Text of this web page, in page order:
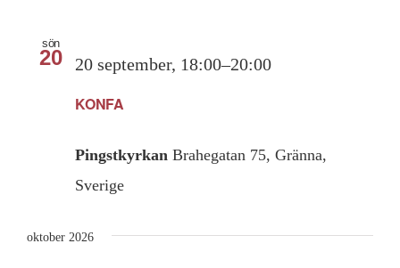
sön
20
KONFA
20 september, 18:00–20:00
Pingstkyrkan Brahegatan 75, Gränna,
Sverige
oktober 2026